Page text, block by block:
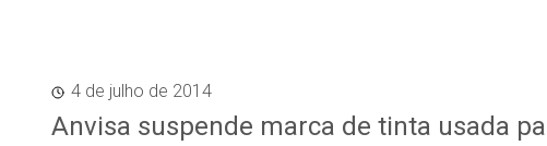
4 de julho de 2014
Anvisa suspende marca de tinta usada